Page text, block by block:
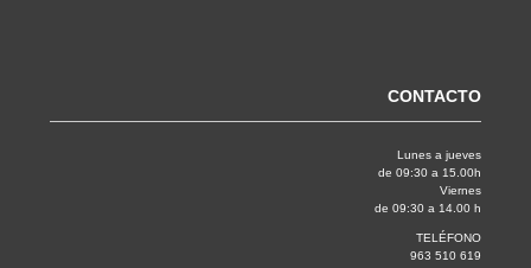
CONTACTO
Lunes a jueves
de 09:30 a 15.00h
Viernes
de 09:30 a 14.00 h
TELÉFONO
963 510 619